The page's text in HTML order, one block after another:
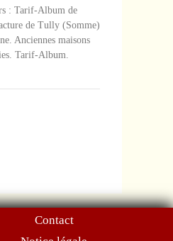
: Tarif-Album de
de Tully (Somme)
Anciennes maisons
Tarif-Album.
Contact